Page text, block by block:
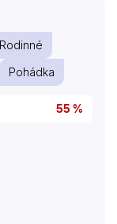
Rodinné
Pohádka
55 %